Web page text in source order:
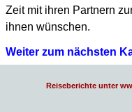
Zeit mit ihren Partnern
ihnen wünschen.
Weiter zum nächsten
Reiseberichte unter